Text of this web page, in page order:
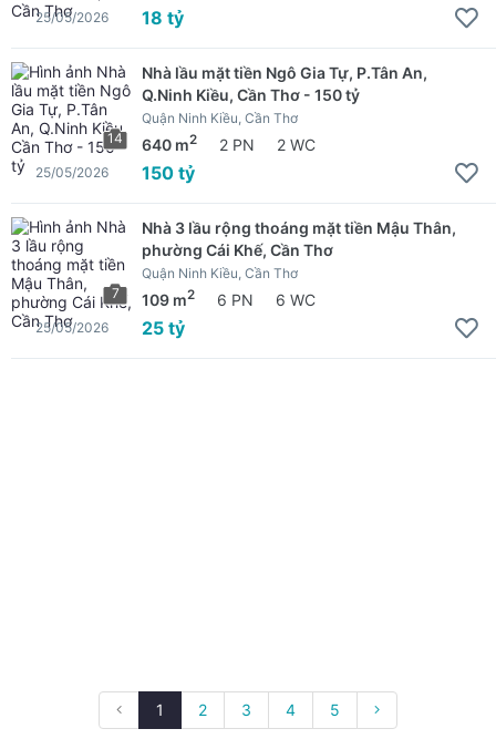
18 tỷ
25/05/2026
14
Nhà lầu mặt tiền Ngô Gia Tự, P.Tân An,
Q.Ninh Kiều, Cần Thơ - 150 tỷ
Quận Ninh Kiều, Cần Thơ
640 m2 2 PN 2 WC
150 tỷ
25/05/2026
7
Nhà 3 lầu rộng thoáng mặt tiền Mậu Thân,
phường Cái Khế, Cần Thơ
Quận Ninh Kiều, Cần Thơ
109 m2 6 PN 6 WC
25 tỷ
25/05/2026
1 2 3 4 5